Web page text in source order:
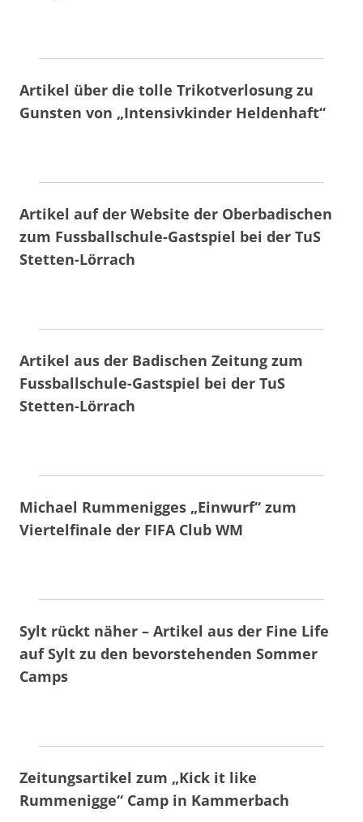
Artikel über die tolle Trikotverlosung zu
Gunsten von „Intensivkinder Heldenhaft“
Artikel auf der Website der Oberbadischen
zum Fussballschule-Gastspiel bei der TuS
Stetten-Lörrach
Artikel aus der Badischen Zeitung zum
Fussballschule-Gastspiel bei der TuS
Stetten-Lörrach
Michael Rummenigges „Einwurf“ zum
Viertelfinale der FIFA Club WM
Sylt rückt näher – Artikel aus der Fine Life
auf Sylt zu den bevorstehenden Sommer
Camps
Zeitungsartikel zum „Kick it like
Rummenigge“ Camp in Kammerbach